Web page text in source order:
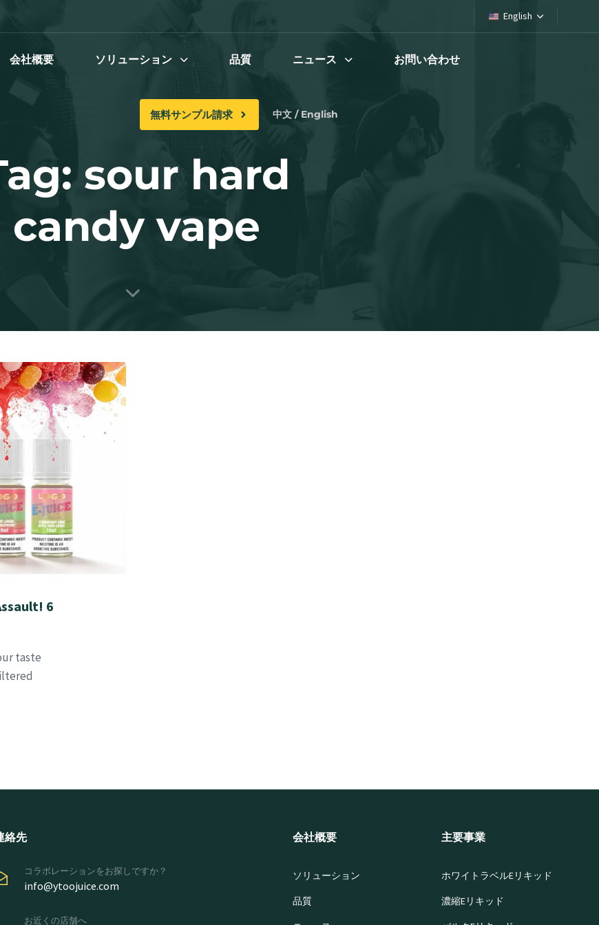
English
会社概要 ソリューション 品質 ニュース お問い合わせ
無料サンプル請求 中文 / English
sour hard
candy vape
6
taste
絡先
コラボレーションをお探しですか？
info@ytoojuice.com
お近くの店舗へ
会社概要
ソリューション
品質
主要事業
ホワイトラベルEリキッド
濃縮Eリキッド